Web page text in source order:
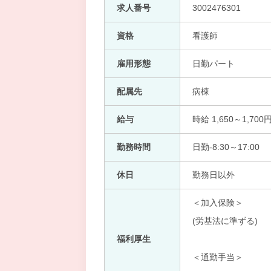
求人番号 3002476301
資格 看護師
雇用形態 日勤パート
配属先 病棟
給与 時給 1,650～1,700
勤務時間 日勤-8:30～17:00
休日 勤務日以外
福利厚生
＜加入保険＞
(労基法に準ずる)
＜通勤手当＞